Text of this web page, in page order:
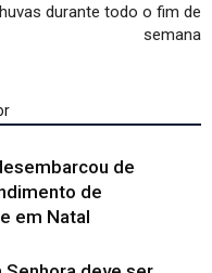
durante todo o fim de
semana
de
de
em Natal